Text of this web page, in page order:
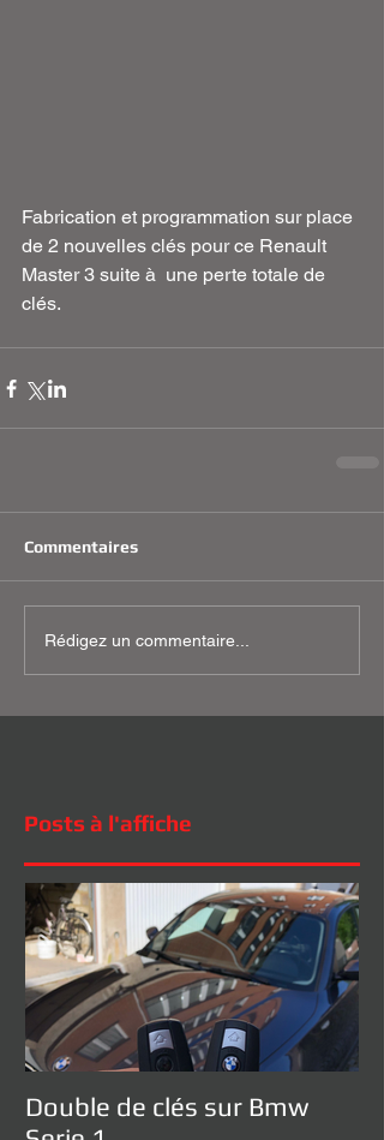
Fabrication et programmation sur place
de 2 nouvelles clés pour ce Renault
Master 3 suite à  une perte totale de
clés.
Commentaires
Rédigez un commentaire...
Posts à l'affiche
Double de clés sur Bmw